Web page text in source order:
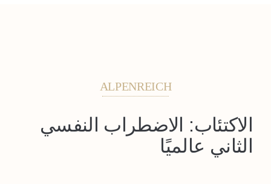
ALPENREICH
الاكتئاب: الاضطراب النفسي
الثاني عالميًا